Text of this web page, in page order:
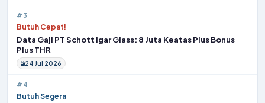
#3
Butuh Cepat!
Data Gaji PT Schott Igar Glass: 8 Juta Keatas Plus Bonus
Plus THR
24 Jul 2026
#4
Butuh Segera